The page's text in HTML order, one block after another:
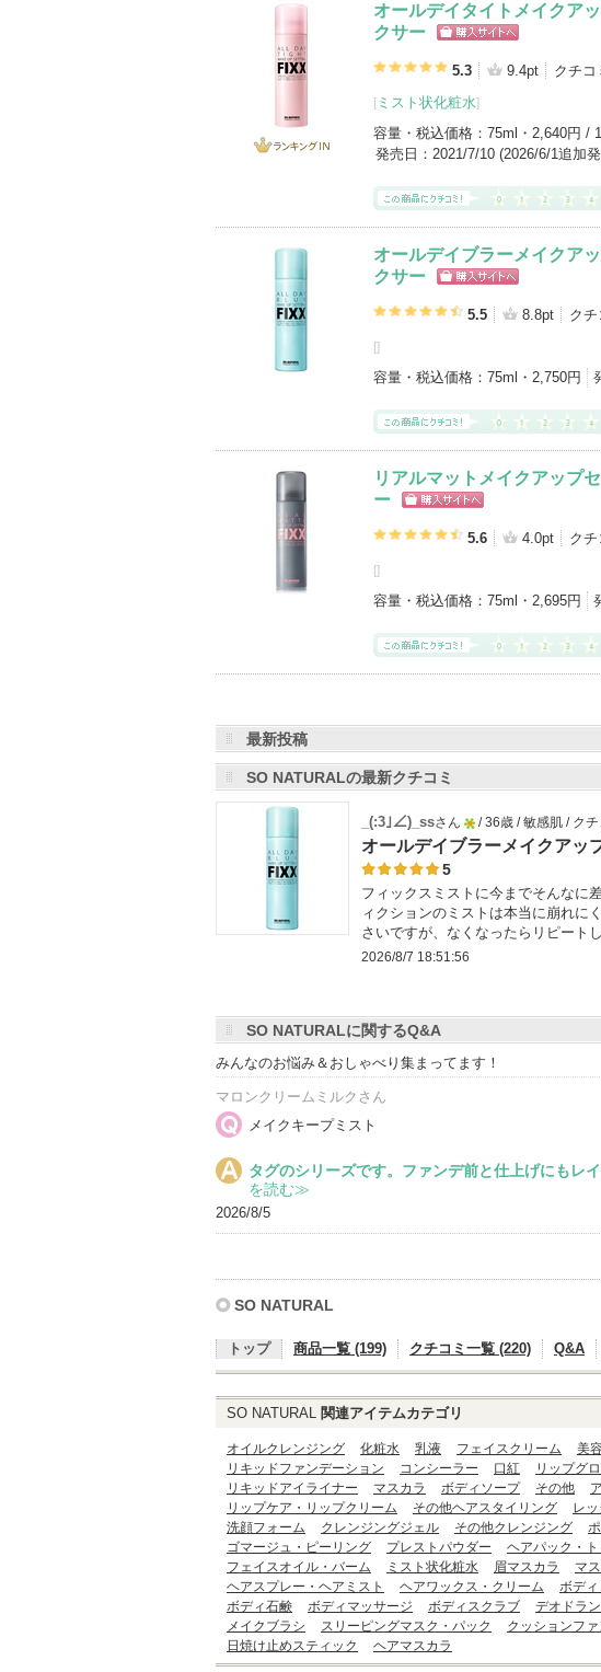
オールデイタイトメイクア
クサー
グサイトへ
5.3 9.4pt クチコ
[ ミスト状化粧水]
容量・税込価格： 75ml・2,640円 /
発売日： 2021/7/10 (2026/6/1追加
オールデイブラーメイクア
クサー
グサイトへ
5.5 8.8pt クチ
[]
容量・税込価格： 75ml・2,750円
リアルマットメイクアップ
ー
グサイトへ5.6 4.0pt クチ
[]
容量・税込価格： 75ml・2,695円
最新投稿
SO NATURALの最新クチコミ
_(:3｣∠)_ssさん
5
以
上
に
入
登
い
ま
/ 36歳 / 敏感肌 / ク
オールデイブラーメイクアッ
5
フィックスミストに今までそんなに
ィクションのミストは本当に崩れに
さいですが、なくなったらリピート
2026/8/7 18:51:56
SO NATURALに関するQ&A
みんなのお悩み＆おしゃべり集まってます！
マロンクリームミルクさん
メイクキープミスト
タグのシリーズです。ファンデ前と仕上げにもレ
を読む≫
2026/8/5
SO NATURAL
トップ 商品一覧 (199) クチコミ一覧 (220) Q&A
SO NATURAL 関連アイテムカテゴリ
オイルクレンジング 化粧水 乳液 フェイスクリーム 美
リキッドファンデーション
コンシーラー 口紅 リップグ
リキッドアイライナー
マスカラ ボディソープ その他
リップケア・リップクリーム
その他ヘアスタイリング レ
洗顔フォーム
クレンジングジェル その他クレンジング
ゴマージュ・ピーリング
プレストパウダー ヘアパック・ト
フェイスオイル・バーム
ミスト状化粧水 眉マスカラ マ
ヘアスプレー・ヘアミスト
ヘアワックス・クリーム ボデ
ボディ石鹸
ボディマッサージ ボディスクラブ デオドラ
メイクブラシ
スリーピングマスク・パック クッションフ
日焼け止めスティック
ヘアマスカラ